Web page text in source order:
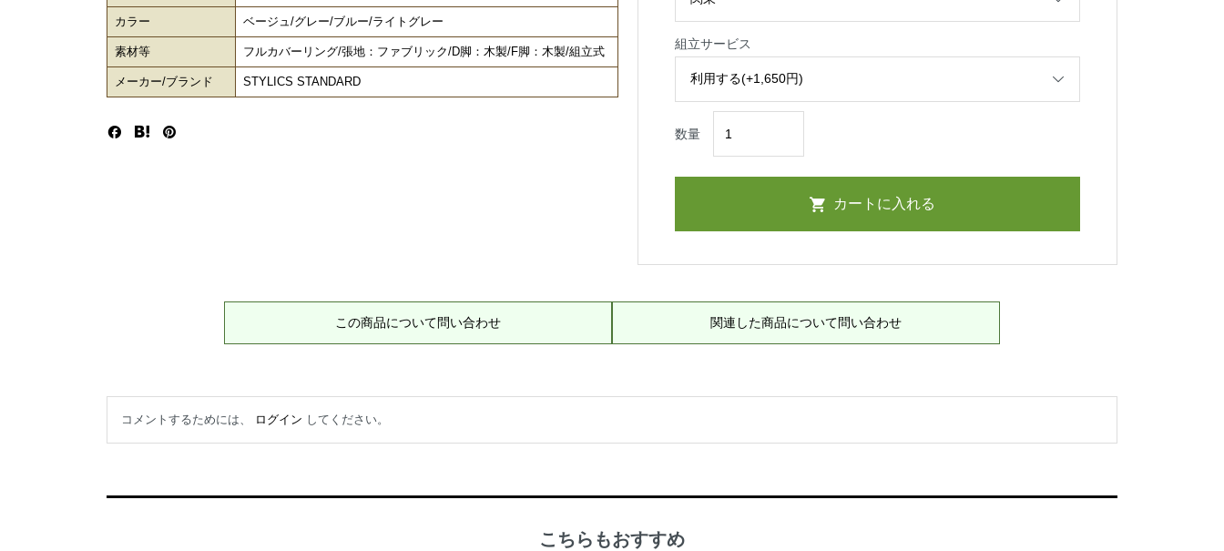
カラー ベージュ/グレー/ブルー/ライトグレー
素材等 フルカバーリング/張地：ファブリック/D脚：木製/F脚：木製/組立式
メーカー/ブランド STYLICS STANDARD
組立サービス
数量
この商品について問い合わせ 関連した商品について問い合わせ
コメントするためには、 ログイン してください。
こちらもおすすめ